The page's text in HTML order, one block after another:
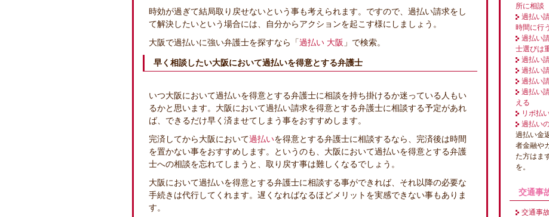
時効が過ぎて結局取り戻せないという事も考えられます。ですので、過払い請求をし
て解決したいという場合には、自分からアクションを起こす様にしましょう。
大阪で過払いに強い弁護士を探すなら「過払い 大阪 」で検索。
早く相談したい大阪において過払いを得意とする弁護士
いつ大阪において過払いを得意とする弁護士に相談を持ち掛けるか迷っている人もい
るかと思います。大阪において過払い請求を得意とする弁護士に相談する予定があれ
ば、できるだけ早く済ませてしまう事をおすすめします。
完済してから大阪において過払いを得意とする弁護士に相談するなら、完済後は時間
を置かない事をおすすめします。というのも、大阪において過払いを得意とする弁護
士への相談を忘れてしまうと、取り戻す事は難しくなるでしょう。
大阪において過払いを得意とする弁護士に相談する事ができれば、それ以降の必要な
手続きは代行してくれます。遅くなればなるほどメリットを実感できない事もありま
す。
所に相談
過払い
時間に行う
過払い
士選びは
過払い
過払い
過払い
過払い
える
リボ払
過払い
過払い金
者金融や
た方はま
を。
交通事
交通事